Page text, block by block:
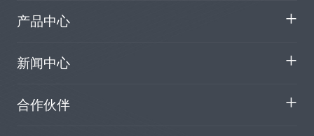
产品中心
新闻中心
合作伙伴